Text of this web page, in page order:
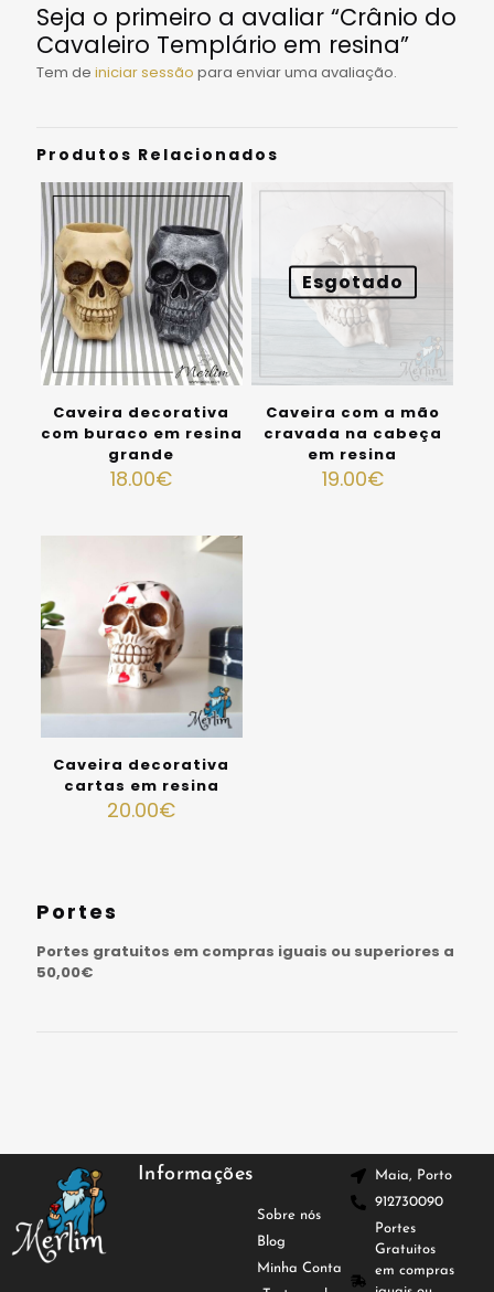
Seja o primeiro a avaliar “Crânio do
Cavaleiro Templário em resina”
Tem de iniciar sessão para enviar uma avaliação.
Produtos Relacionados
Caveira decorativa
com buraco em resina
grande
18.00€
Esgotado
Caveira com a mão
cravada na cabeça
em resina
19.00€
Caveira decorativa
cartas em resina
20.00€
Portes
Portes gratuitos em compras iguais ou superiores a
50,00€
Informações
Sobre nós
Blog
Minha Conta
Maia, Porto
912730090
Portes
Gratuitos
em compras